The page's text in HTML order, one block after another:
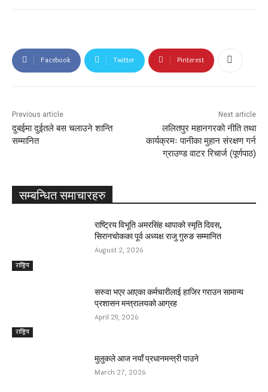
Facebook Twitter Pinterest
Previous article
दुबईमा दुईतले बस चलाउने शान्ति
सम्मानित
Next article
ललितपुर महानगरको नीति तथा
कार्यक्रमः पानीका मुहान संरक्षण गर्न
ग्राउण्ड वाटर रिचार्ज (पूर्णपाठ)
सम्बन्धित समाचारहरु
राष्ट्रिय
राष्ट्रिय विभूति अमरसिंह थापाको स्मृति दिवस,
सिरानचोकका पूर्व अध्यक्ष राजु गुरुङ सम्मानित
August 2, 2026
राष्ट्रिय
सरुवा भएर आएका कर्मचारीलाई हाजिर गराउन सामान्य
प्रशासन मन्त्रालयको आग्रह
April 29, 2026
मुलुकले आज नयाँ प्रधानमन्त्री पाउने
March 27, 2026